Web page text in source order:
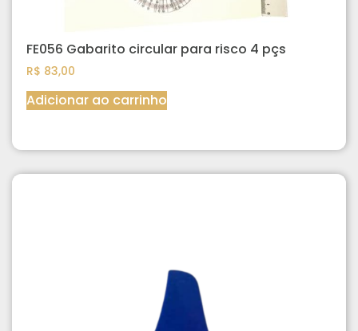
FE056 Gabarito circular para risco 4 pçs
R$ 83,00
Adicionar ao carrinho